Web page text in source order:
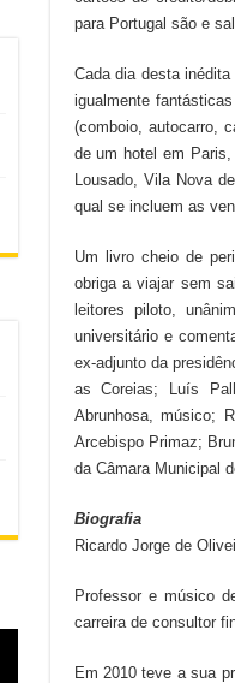
para Portugal são e
Cada dia desta
igualmente
(comboio, autocarro,
de um hotel em
Lousado, Vila Nova
qual se incluem as
Um livro cheio de
obriga a viajar sem
leitores piloto,
universitário e
ex-adjunto da
as Coreias; Luís
Abrunhosa, músico;
Arcebispo Primaz;
da Câmara Municipal
Biografia
Ricardo Jorge de
Professor e músico
carreira de consultor
Em 2010 teve a sua